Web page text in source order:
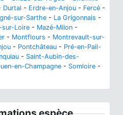
Durtal - Erdre-en-Anjou - Fercé -
sur-Sarthe - La Grigonnais -
sur-Loire - Mazé-Milon -
- Montflours - Montrevault-sur-
- Pontchâteau - Pré-en-Pail-
- Saint-Aubin-des-
en-Champagne - Somloire -